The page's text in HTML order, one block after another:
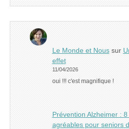
Le Monde et Noussur
effet
11/04/2026
oui !!! c'est magnifique !
Prévention Alzheimer :
agréables pour seniors